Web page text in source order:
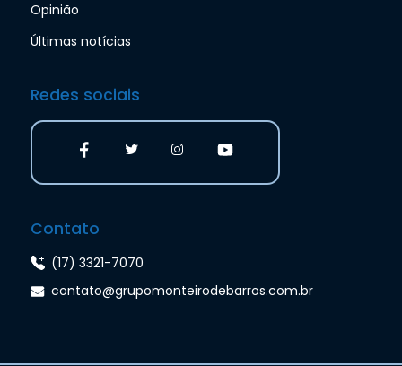
Opinião
Últimas notícias
Redes sociais
Contato
(17) 3321-7070
contato@grupomonteirodebarros.com.br